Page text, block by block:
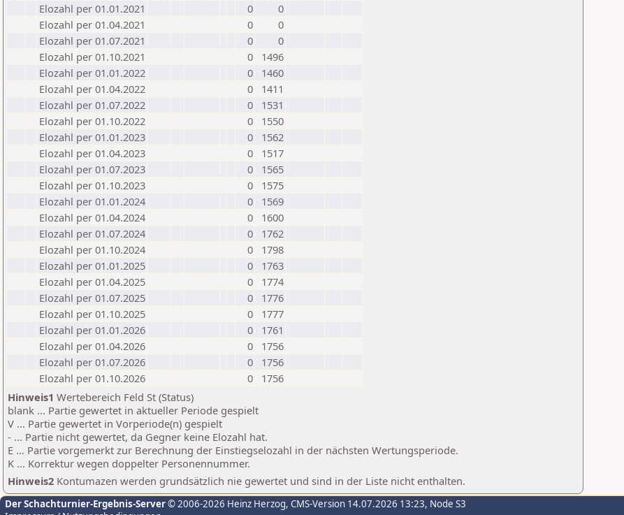
Elozahl per 01.01.2021
0
0
Elozahl per 01.04.2021
0
0
Elozahl per 01.07.2021
0
0
Elozahl per 01.10.2021
0
1496
Elozahl per 01.01.2022
0
1460
Elozahl per 01.04.2022
0
1411
Elozahl per 01.07.2022
0
1531
Elozahl per 01.10.2022
0
1550
Elozahl per 01.01.2023
0
1562
Elozahl per 01.04.2023
0
1517
Elozahl per 01.07.2023
0
1565
Elozahl per 01.10.2023
0
1575
Elozahl per 01.01.2024
0
1569
Elozahl per 01.04.2024
0
1600
Elozahl per 01.07.2024
0
1762
Elozahl per 01.10.2024
0
1798
Elozahl per 01.01.2025
0
1763
Elozahl per 01.04.2025
0
1774
Elozahl per 01.07.2025
0
1776
Elozahl per 01.10.2025
0
1777
Elozahl per 01.01.2026
0
1761
Elozahl per 01.04.2026
0
1756
Elozahl per 01.07.2026
0
1756
Elozahl per 01.10.2026
0
1756
Hinweis1 Wertebereich Feld St (Status)
blank ... Partie gewertet in aktueller Periode gespielt
V ... Partie gewertet in Vorperiode(n) gespielt
- ... Partie nicht gewertet, da Gegner keine Elozahl hat.
E ... Partie vorgemerkt zur Berechnung der Einstiegselozahl in der nächsten Wertungsperiode.
K ... Korrektur wegen doppelter Personennummer.
Hinweis2 Kontumazen werden grundsätzlich nie gewertet und sind in der Liste nicht enthalten.
Der Schachturnier-Ergebnis-Server© 2006-2026 Heinz Herzog, CMS-Version 14.07.2026 13:23, Node S3